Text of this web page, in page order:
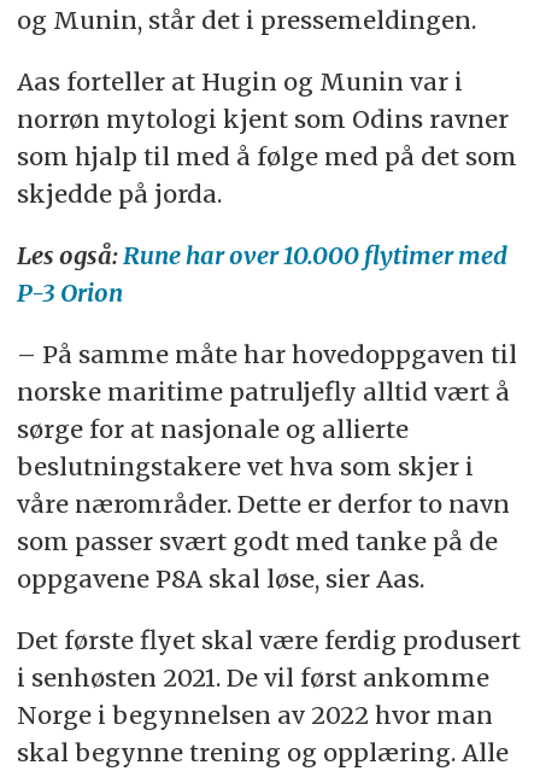
og Munin, står det i pressemeldingen.
Aas forteller at Hugin og Munin var i
norrøn mytologi kjent som Odins ravner
som hjalp til med å følge med på det som
skjedde på jorda.
Les også:Rune har over 10.000 flytimer med
P-3 Orion
– På samme måte har hovedoppgaven til
norske maritime patruljefly alltid vært å
sørge for at nasjonale og allierte
beslutningstakere vet hva som skjer i
våre nærområder. Dette er derfor to navn
som passer svært godt med tanke på de
oppgavene P8A skal løse, sier Aas.
Det første flyet skal være ferdig produsert
i senhøsten 2021. De vil først ankomme
Norge i begynnelsen av 2022 hvor man
skal begynne trening og opplæring. Alle